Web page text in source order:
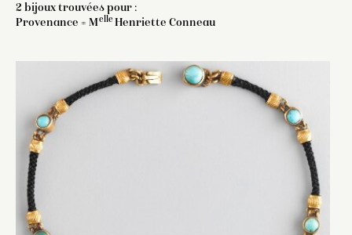
2 bijoux trouvées pour :
Provenance = Melle Henriette Conneau